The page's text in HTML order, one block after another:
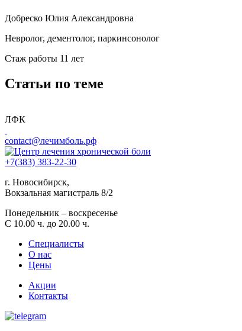
Добреско Юлия Александровна
Невролог, дементолог, паркинсонолог
Стаж работы 11 лет
Статьи по теме
ЛФК
contact@лечимболь.рф
+7(383) 383-22-30
г. Новосибирск,
Вокзальная магистраль 8/2
Понедельник – воскресенье
С 10.00 ч. до 20.00 ч.
Специалисты
О нас
Цены
Акции
Контакты